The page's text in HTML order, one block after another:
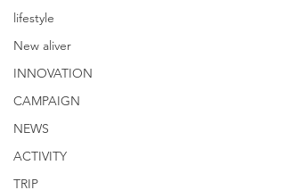
lifestyle
New aliver
INNOVATION
CAMPAIGN
NEWS
ACTIVITY
TRIP